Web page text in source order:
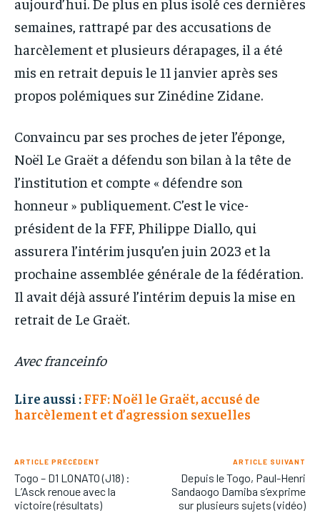
semaines, rattrapé par des accusations de
harcèlement et plusieurs dérapages, il a été
mis en retrait depuis le 11 janvier après ses
propos polémiques sur Zinédine Zidane.
Convaincu par ses proches de jeter l’éponge,
Noël Le Graët a défendu son bilan à la tête de
l’institution et compte « défendre son
honneur » publiquement. C’est le vice-
président de la FFF, Philippe Diallo, qui
assurera l’intérim jusqu’en juin 2023 et la
prochaine assemblée générale de la fédération.
Il avait déjà assuré l’intérim depuis la mise en
retrait de Le Graët.
Avec franceinfo
Lire aussi :FFF: Noël le Graët, accusé de
harcèlement et d’agression sexuelles
ARTICLE PRÉCÉDENT
Togo – D1 LONATO (J18) :
L’Asck renoue avec la
victoire (résultats)
ARTICLE SUIVANT
Depuis le Togo, Paul-Henri
Sandaogo Damiba s’exprime
sur plusieurs sujets (vidéo)